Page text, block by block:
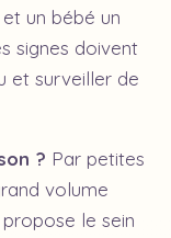
un bébé un
signes doivent
et surveiller de
? Par petites
volume
le sein